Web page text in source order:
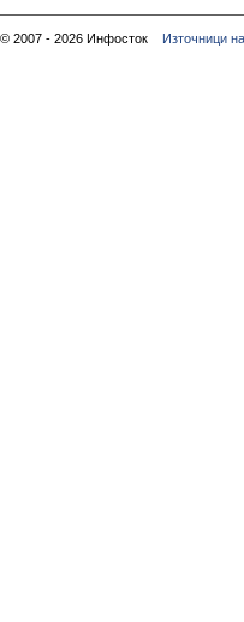
© 2007 - 2026 Инфосток Източници